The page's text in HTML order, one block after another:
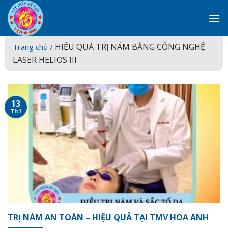
Skip
to
content
Trang chủ / HIỆU QUẢ TRỊ NÁM BẰNG CÔNG NGHỆ
LASER HELIOS III
TRỊ NÁM AN TOÀN – HIỆU QUẢ TẠI TMV HOA ANH
13
Th1